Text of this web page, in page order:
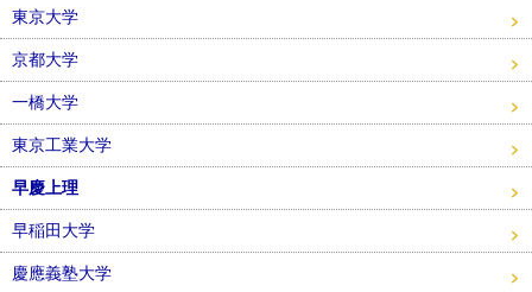
東京大学
京都大学
一橋大学
東京工業大学
早慶上理
早稲田大学
慶應義塾大学